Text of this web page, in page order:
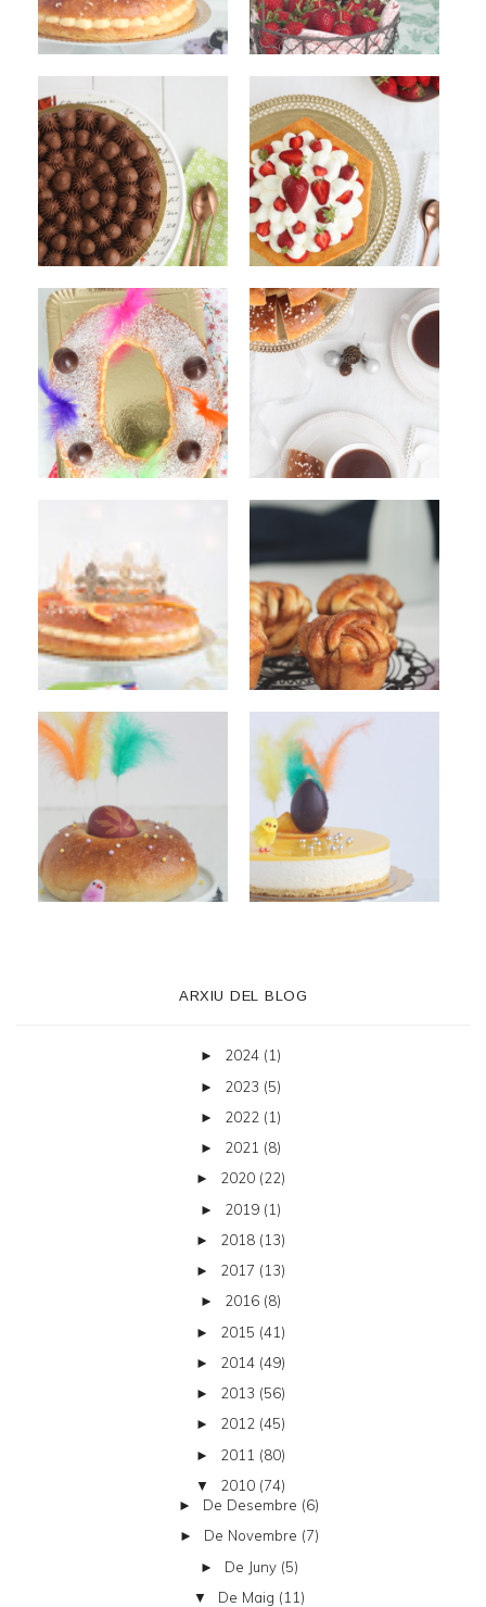
ARXIU DEL BLOG
► 2024 (1)
► 2023 (5)
► 2022 (1)
► 2021 (8)
► 2020 (22)
► 2019 (1)
► 2018 (13)
► 2017 (13)
► 2016 (8)
► 2015 (41)
► 2014 (49)
► 2013 (56)
► 2012 (45)
► 2011 (80)
▼ 2010 (74)
► De Desembre (6)
► De Novembre (7)
► De Juny (5)
▼ De Maig (11)